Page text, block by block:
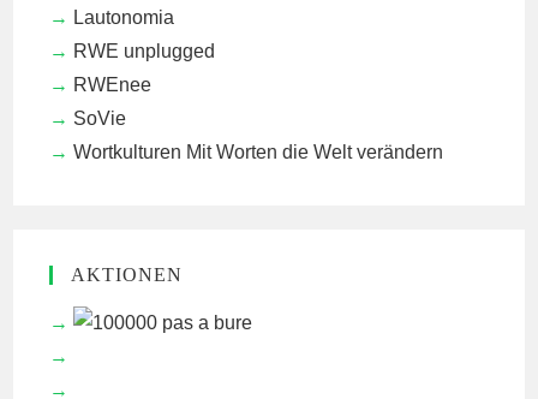
Lautonomia
RWE unplugged
RWEnee
SoVie
Wortkulturen Mit Worten die Welt verändern
AKTIONEN